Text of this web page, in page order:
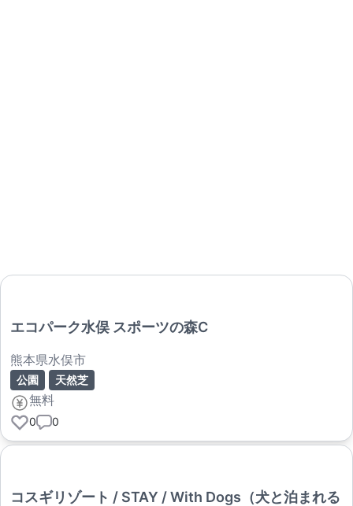
エコパーク水俣 スポーツの森C
熊本県水俣市
公園 天然芝
無料
0 0
コスギリゾート / STAY / With Dogs（犬と泊まれる